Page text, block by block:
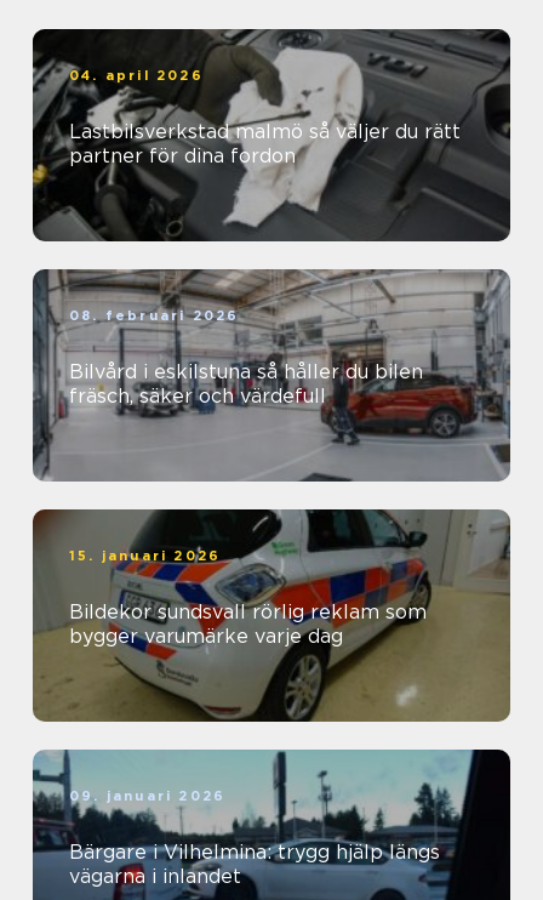
04. april 2026
Lastbilsverkstad malmö så väljer du rätt
partner för dina fordon
08. februari 2026
Bilvård i eskilstuna så håller du bilen
fräsch, säker och värdefull
15. januari 2026
Bildekor sundsvall rörlig reklam som
bygger varumärke varje dag
09. januari 2026
Bärgare i Vilhelmina: trygg hjälp längs
vägarna i inlandet